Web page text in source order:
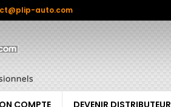
auto.com
COMPTE DEVENIR DISTRIBUTEUR